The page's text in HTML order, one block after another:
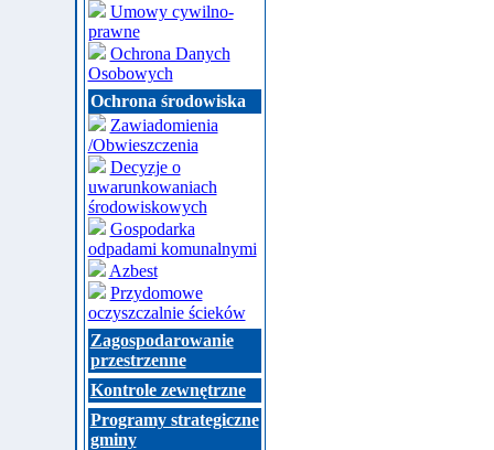
Umowy cywilno-
prawne
Ochrona Danych
Osobowych
Ochrona środowiska
Zawiadomienia
/Obwieszczenia
Decyzje o
uwarunkowaniach
środowiskowych
Gospodarka
odpadami komunalnymi
Azbest
Przydomowe
oczyszczalnie ścieków
Zagospodarowanie
przestrzenne
Kontrole zewnętrzne
Programy strategiczne
gminy